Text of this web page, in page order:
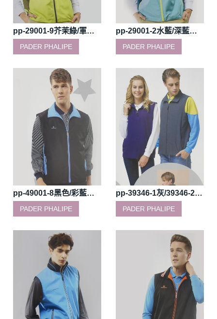
pp-29001-9芥茉綠/軍綠網裡薄背心
PADER PHALIPE
pp-29001-2水藍/深藍綠/螢光黃網裡薄背心
PADER PHALIPE
pp-49001-8黑色/彩藍網裡薄背心
PADER PHALIPE
pp-39346-1灰/39346-2紫反光透氣彈力背心
PADER PHALIPE